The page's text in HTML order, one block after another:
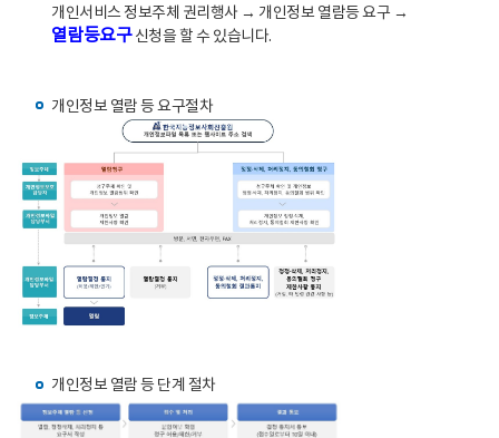
개인서비스 정보주체 권리행사 → 개인정보 열람등 요구 →
열람등요구신청을 할 수 있습니다.
개인정보 열람 등 요구절차
개인정보 열람 등 단계 절차